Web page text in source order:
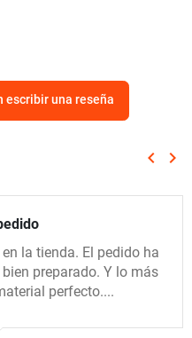
escribir una reseña
keyboard_arrow_left keyboard_arrow_right
la tienda. El pedido ha
preparado. Y lo más
perfecto....